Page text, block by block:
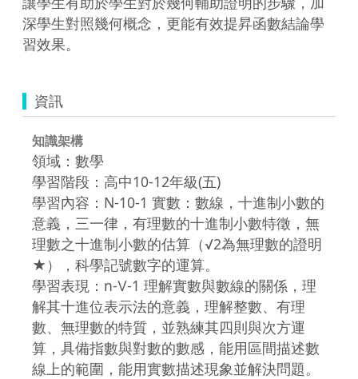
深學生對照幾何概念，更能有效提昇函數結論學
習效果。
資訊
知識架構
領域：數學
學習階段：高中10-12年級(五)
學習內容：N-10-1 實數：數線，十進制小數的
意義，三一律，有理數的十進制小數特徵，無
理數之十進制小數的估算（√2為無理數的證明
★），科學記號數字的運算。
學習表現：n-Ⅴ-1 理解實數與數線的關係，理
解其十進位表示法的意義，理解整數、有理
數、無理數的特質，並熟練其四則與次方運
算，具備指數與對數的數感，能用區間描述數
線上的範圍，能用實數描述現象並解決問題。